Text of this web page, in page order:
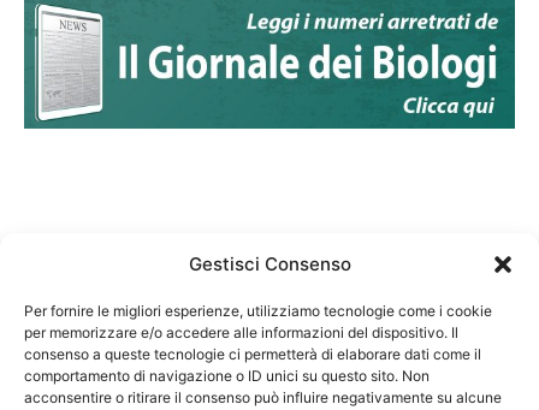
Gestisci Consenso
Per fornire le migliori esperienze, utilizziamo tecnologie come i cookie
per memorizzare e/o accedere alle informazioni del dispositivo. Il
consenso a queste tecnologie ci permetterà di elaborare dati come il
comportamento di navigazione o ID unici su questo sito. Non
acconsentire o ritirare il consenso può influire negativamente su alcune
Federazione Nazionale Degli Ordini dei Biologi:
codice fiscale 80069130583
Responsabile sito internet www.fnob.it: